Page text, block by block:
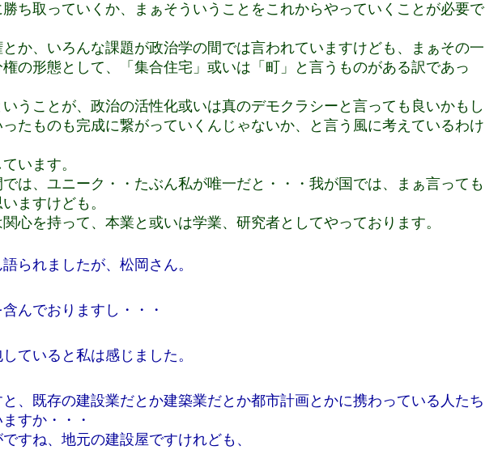
ち取っていくか、まぁそういうことをこれからやっていくことが必要で
か、いろんな課題が政治学の間では言われていますけども、まぁその一
の形態として、「集合住宅」或いは「町」と言うものがある訳であっ
うことが、政治の活性化或いは真のデモクラシーと言っても良いかもし
たものも完成に繋がっていくんじゃないか、と言う風に考えているわけ
います。
は、ユニーク・・たぶん私が唯一だと・・・我が国では、まぁ言っても
ますけども。
心を持って、本業と或いは学業、研究者としてやっております。
られましたが、松岡さん。
んでおりますし・・・
ていると私は感じました。
、既存の建設業だとか建築業だとか都市計画とかに携わっている人たち
すか・・・
すね、地元の建設屋ですけれども、